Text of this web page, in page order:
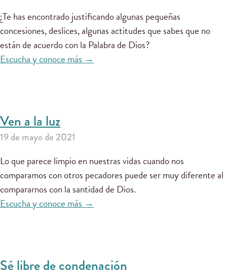
¿Te has encontrado justificando algunas pequeñas
concesiones, deslices, algunas actitudes que sabes que no
están de acuerdo con la Palabra de Dios?
Escucha y conoce más →
Ven a la luz
19 de mayo de 2021
Lo que parece limpio en nuestras vidas cuando nos
comparamos con otros pecadores puede ser muy diferente al
compararnos con la santidad de Dios.
Escucha y conoce más →
Sé libre de condenación